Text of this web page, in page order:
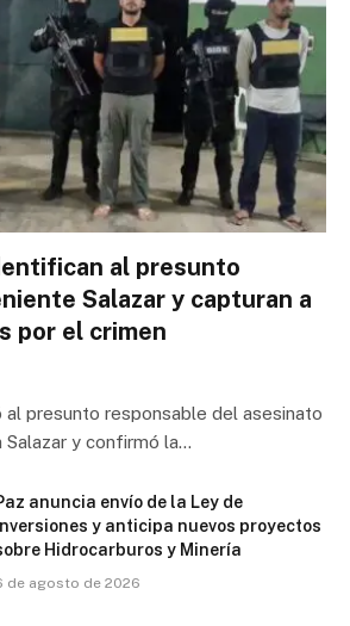
al presunto
Salazar y capturan a
por el crimen
al presunto responsable del asesinato
y confirmó la…
anuncia envío de la Ley de
Inversiones y anticipa nuevos proyectos
Hidrocarburos y Minería
de agosto de 2026